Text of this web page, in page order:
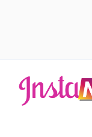
contenuto